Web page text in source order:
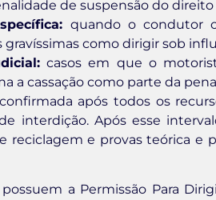
de suspensão do direito
quando o condutor
gravíssimas como dirigir sob
casos em que o
a cassação como parte da
após todos os
interdição. Após esse
reciclagem e provas teórica e
a Permissão Para